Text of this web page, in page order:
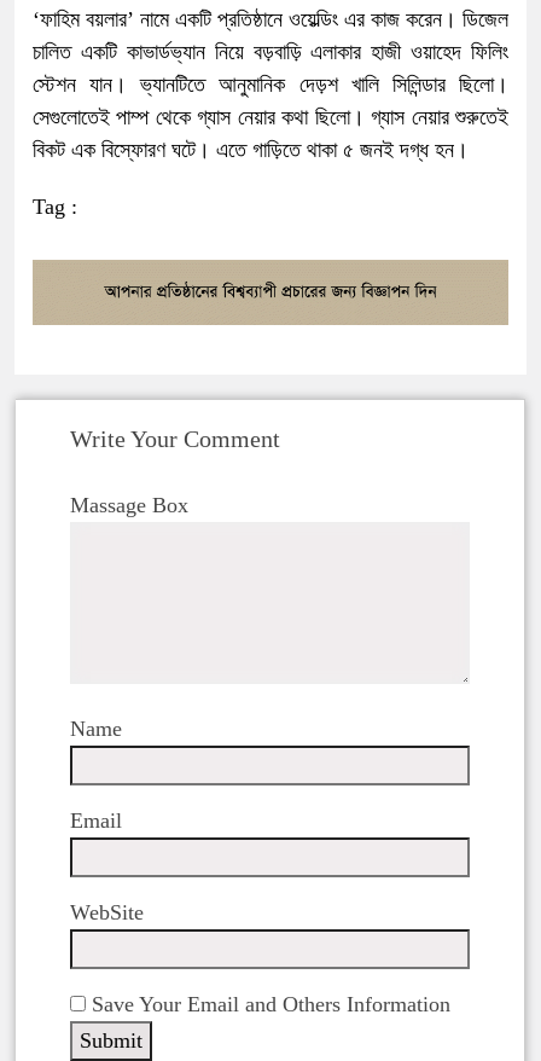
‘ফাহিম বয়লার’ নামে একটি প্রতিষ্ঠানে ওয়েল্ডিং এর কাজ করেন। ডিজেল
চালিত একটি কাভার্ডভ্যান নিয়ে বড়বাড়ি এলাকার হাজী ওয়াহেদ ফিলিং
স্টেশন যান। ভ্যানটিতে আনুমানিক দেড়শ খালি সিলিন্ডার ছিলো।
সেগুলোতেই পাম্প থেকে গ্যাস নেয়ার কথা ছিলো। গ্যাস নেয়ার শুরুতেই
বিকট এক বিস্ফোরণ ঘটে। এতে গাড়িতে থাকা ৫ জনই দগ্ধ হন।
Tag :
Write Your Comment
Massage Box
Name
Email
WebSite
Save Your Email and Others Information